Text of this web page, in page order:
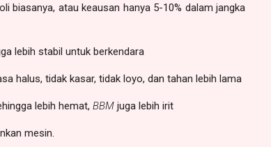
biasanya, atau keausan hanya 5-10% dalam jangka
lebih stabil untuk berkendara
halus, tidak kasar, tidak loyo, dan tahan lebih lama
lebih hemat, BBM juga lebih irit
mesin.